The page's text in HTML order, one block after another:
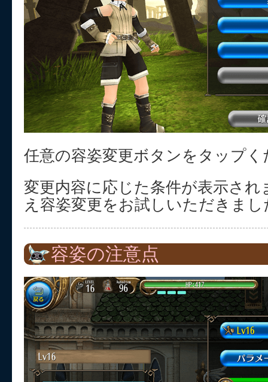
任意の容姿変更ボタンをタップく
変更内容に応じた条件が表示さ
え容姿変更をお試しいただきま
容姿の注意点